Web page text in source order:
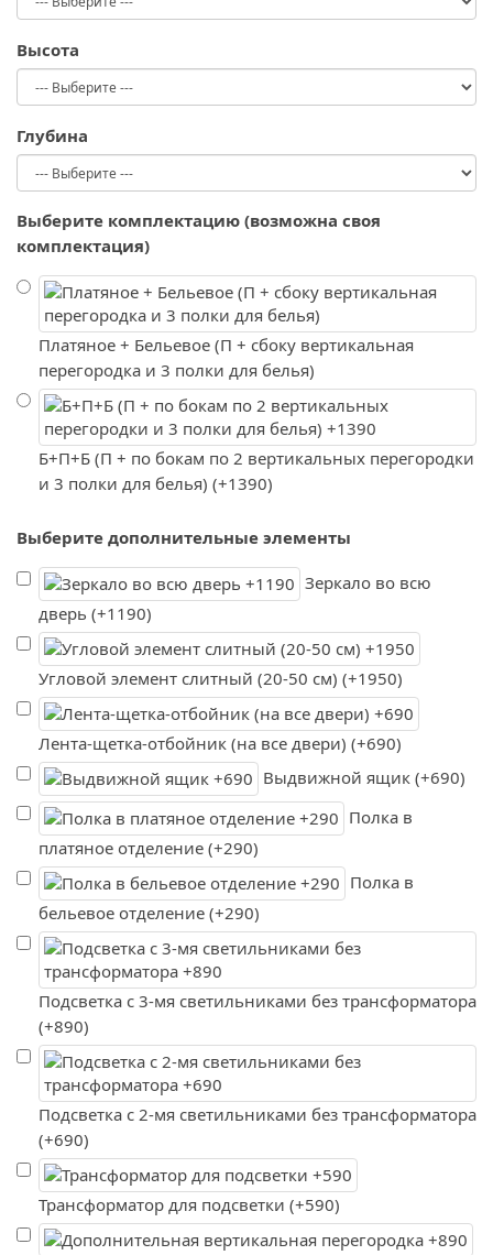
Высота
Глубина
Выберите комплектацию (возможна своя
комплектация)
Платяное + Бельевое (П + сбоку вертикальная
перегородка и 3 полки для белья)
Б+П+Б (П + по бокам по 2 вертикальных перегородки
и 3 полки для белья) (+1390)
Выберите дополнительные элементы
Зеркало во всю
дверь (+1190)
Угловой элемент слитный (20-50 см) (+1950)
Лента-щетка-отбойник (на все двери) (+690)
Выдвижной ящик (+690)
Полка в
платяное отделение (+290)
Полка в
бельевое отделение (+290)
Подсветка с 3-мя светильниками без трансформатора
(+890)
Подсветка с 2-мя светильниками без трансформатора
(+690)
Трансформатор для подсветки (+590)